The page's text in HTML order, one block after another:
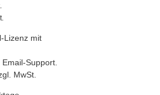
Lizenz mit
Support.
MwSt.